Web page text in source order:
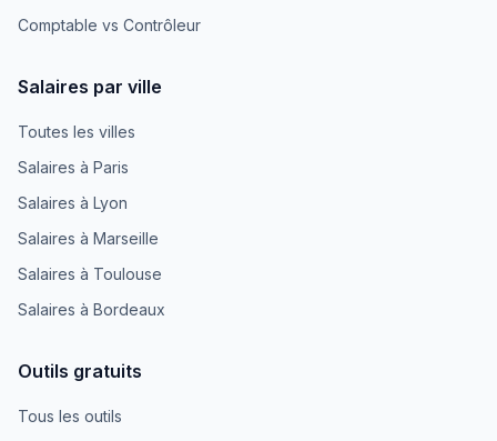
Comptable vs Contrôleur
Salaires par ville
Toutes les villes
Salaires à Paris
Salaires à Lyon
Salaires à Marseille
Salaires à Toulouse
Salaires à Bordeaux
Outils gratuits
Tous les outils